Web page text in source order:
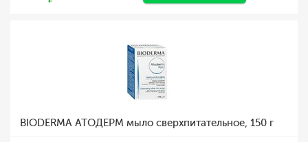
BIODERMA АТОДЕРМ мыло сверхпитательное, 150 г